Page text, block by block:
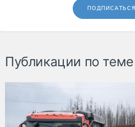
ПОДПИСАТЬСЯ
Публикации по теме